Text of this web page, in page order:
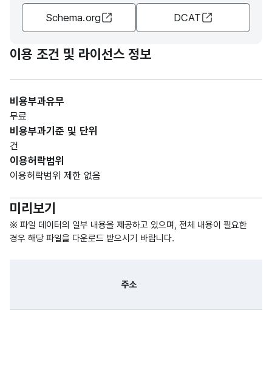
Schema.org DCAT
이용 조건 및 라이선스 정보
비용부과유무
무료
비용부과기준 및 단위
건
이용허락범위
이용허락범위 제한 없음
미리보기
※ 파일 데이터의 일부 내용을 제공하고 있으며, 전체 내용이 필요한
경우 해당 파일을 다운로드 받으시기 바랍니다.
주소